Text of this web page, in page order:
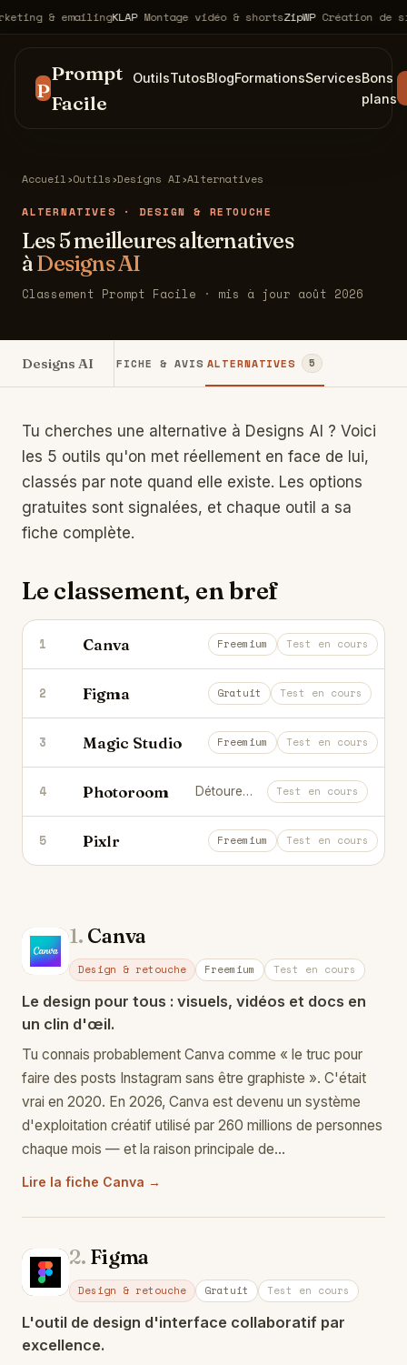
& emailingKLAPMontage vidéo & shortsZipWPCréation de
P
Prompt
Facile
OutilsTutosBlogFormationsServicesBons
plans
Accueil›Outils›Designs AI›Alternatives
ALTERNATIVES · DESIGN & RETOUCHE
Les 5 meilleures alternatives
àDesigns AI
Classement Prompt Facile · mis à jour août 2026
Designs AI FICHE & AVIS ALTERNATIVES 5
Tu cherches une alternative à Designs AI ? Voici
les 5 outils qu'on met réellement en face de lui,
classés par note quand elle existe. Les options
gratuites sont signalées, et chaque outil a sa
fiche complète.
Le classement, en bref
1 Canva Le design pour tous : visuels,
Freemium Test en cours
2 Figma L'outil de design d'interface
Gratuit Test en cours
3 Magic Studio Retouche et crée des visuels
Freemium Test en cours
4 Photoroom Détoure et crée des visuels produits en un instant. Test en cours
5 Pixlr L'éditeur photo en ligne dopé à l'IA.
Freemium Test en cours
Ca
1. Canva
Design & retouche Freemium Test en cours
Le design pour tous : visuels, vidéos et docs en
un clin d'œil.
Tu connais probablement Canva comme « le truc pour
faire des posts Instagram sans être graphiste ». C'était
vrai en 2020. En 2026, Canva est devenu un système
d'exploitation créatif utilisé par 260 millions de personnes
chaque mois — et la raison principale de…
Lire la fiche Canva →
Fi
2. Figma
Design & retouche Gratuit Test en cours
L'outil de design d'interface collaboratif par
excellence.